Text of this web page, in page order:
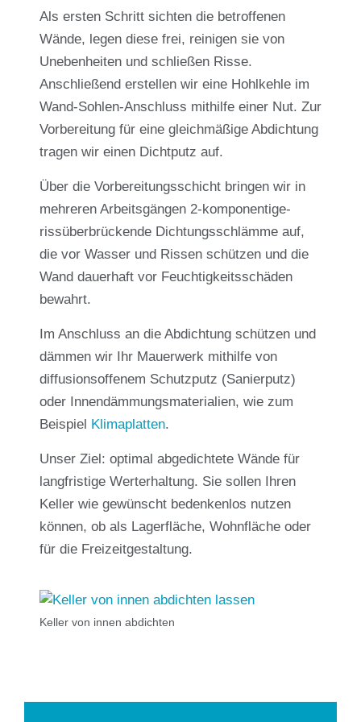
Als ersten Schritt sichten die betroffenen
Wände, legen diese frei, reinigen sie von
Unebenheiten und schließen Risse.
Anschließend erstellen wir eine Hohlkehle im
Wand-Sohlen-Anschluss mithilfe einer Nut. Zur
Vorbereitung für eine gleichmäßige Abdichtung
tragen wir einen Dichtputz auf.
Über die Vorbereitungsschicht bringen wir in
mehreren Arbeitsgängen 2-komponentige-
rissüberbrückende Dichtungsschlämme auf,
die vor Wasser und Rissen schützen und die
Wand dauerhaft vor Feuchtigkeitsschäden
bewahrt.
Im Anschluss an die Abdichtung schützen und
dämmen wir Ihr Mauerwerk mithilfe von
diffusionsoffenem Schutzputz (Sanierputz)
oder Innendämmungsmaterialien, wie zum
Beispiel Klimaplatten.
Unser Ziel: optimal abgedichtete Wände für
langfristige Werterhaltung. Sie sollen Ihren
Keller wie gewünscht bedenkenlos nutzen
können, ob als Lagerfläche, Wohnfläche oder
für die Freizeitgestaltung.
Keller von innen abdichten